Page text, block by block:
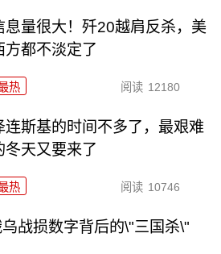
息量很大！歼20越肩反杀，美
方都不淡定了
热 阅读 12180
连斯基的时间不多了，最艰难
冬天又要来了
热 阅读 10746
战损数字背后的\"三国杀\"